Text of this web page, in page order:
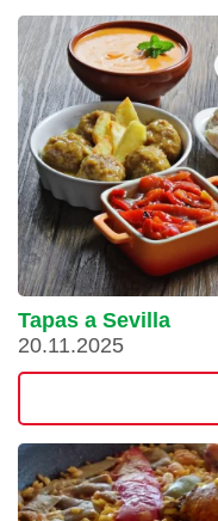
Tapas a Sevilla
20.11.2025